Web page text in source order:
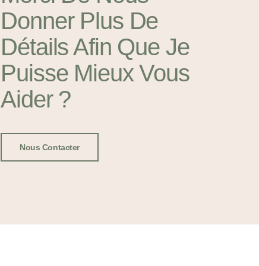
Donner Plus De
Détails Afin Que Je
Puisse Mieux Vous
Aider ?
Nous Contacter